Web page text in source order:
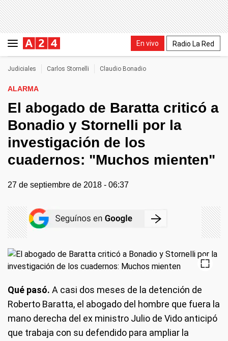
En vivo Radio La Red
Judiciales Carlos Stornelli Claudio Bonadio
ALARMA
El abogado de Baratta criticó a
Bonadio y Stornelli por la
investigación de los
cuadernos: "Muchos mienten"
27 de septiembre de 2018 - 06:37
Qué pasó. A casi dos meses de la detención de
Roberto Baratta, el abogado del hombre que fuera la
mano derecha del ex ministro Julio de Vido anticipó
que trabaja con su defendido para ampliar la